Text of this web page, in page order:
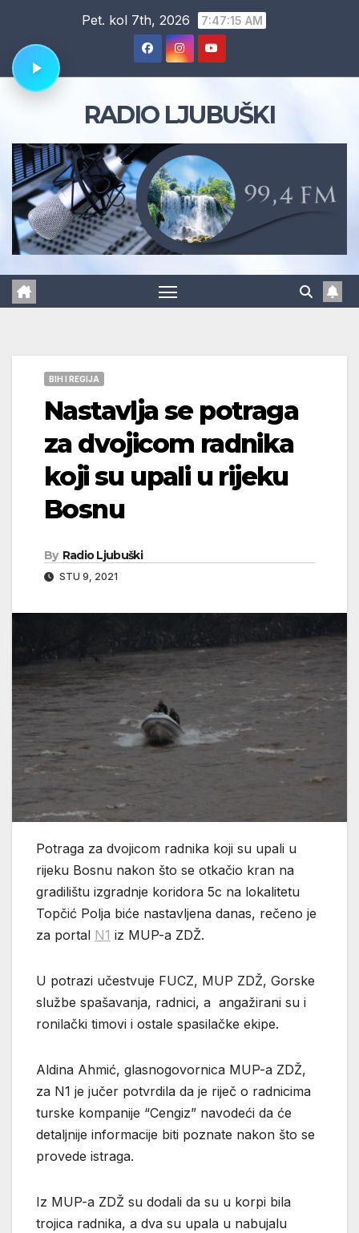
content
Pet. kol 7th, 2026 7:47:16 AM
RADIO LJUBUŠKI
BIH I REGIJA
Nastavlja se potraga
za dvojicom radnika
koji su upali u rijeku
Bosnu
By Radio Ljubuški
STU 9, 2021
Potraga za dvojicom radnika koji su upali u
rijeku Bosnu nakon što se otkačio kran na
gradilištu izgradnje koridora 5c na lokalitetu
Topčić Polja biće nastavljena danas, rečeno je
za portal N1 iz MUP-a ZDŽ.
U potrazi učestvuje FUCZ, MUP ZDŽ, Gorske
službe spašavanja, radnici, a angažirani su i
ronilački timovi i ostale spasilačke ekipe.
Aldina Ahmić, glasnogovornica MUP-a ZDŽ,
za N1 je jučer potvrdila da je riječ o radnicima
turske kompanije “Cengiz” navodeći da će
detaljnije informacije biti poznate nakon što se
provede istraga.
Iz MUP-a ZDŽ su dodali da su u korpi bila
trojica radnika, a dva su upala u nabujalu